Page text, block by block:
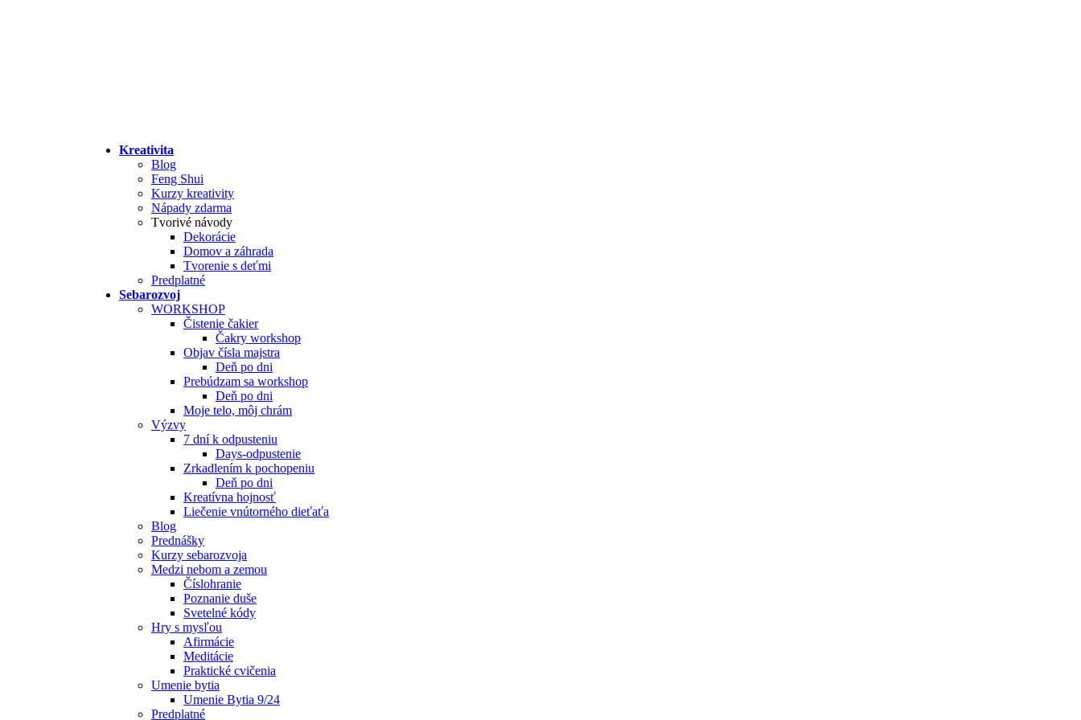
Kreativita
Blog
Feng Shui
Kurzy kreativity
Nápady zdarma
Tvorivé návody
Dekorácie
Domov a záhrada
Tvorenie s deťmi
Predplatné
Sebarozvoj
WORKSHOP
Čistenie čakier
Čakry workshop
Objav čísla majstra
Deň po dni
Prebúdzam sa workshop
Deň po dni
Moje telo, môj chrám
Výzvy
7 dní k odpusteniu
Days-odpustenie
Zrkadlením k pochopeniu
Deň po dni
Kreatívna hojnosť
Liečenie vnútorného dieťaťa
Blog
Prednášky
Kurzy sebarozvoja
Medzi nebom a zemou
Číslohranie
Poznanie duše
Svetelné kódy
Hry s mysľou
Afirmácie
Meditácie
Praktické cvičenia
Umenie bytia
Umenie Bytia 9/24
Predplatné